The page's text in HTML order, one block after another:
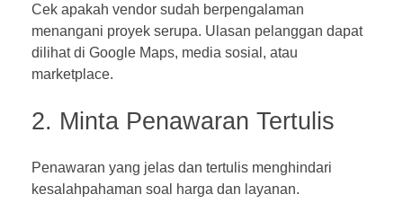
Cek apakah vendor sudah berpengalaman
menangani proyek serupa. Ulasan pelanggan dapat
dilihat di Google Maps, media sosial, atau
marketplace.
2. Minta Penawaran Tertulis
Penawaran yang jelas dan tertulis menghindari
kesalahpahaman soal harga dan layanan.